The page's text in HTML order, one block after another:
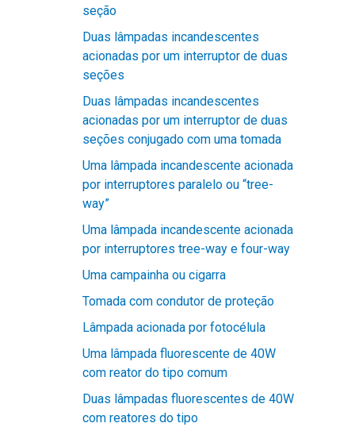
seção
Duas lâmpadas incandescentes
acionadas por um interruptor de duas
seções
Duas lâmpadas incandescentes
acionadas por um interruptor de duas
seções conjugado com uma tomada
Uma lâmpada incandescente acionada
por interruptores paralelo ou “tree-
way”
Uma lâmpada incandescente acionada
por interruptores tree-way e four-way
Uma campainha ou cigarra
Tomada com condutor de proteção
Lâmpada acionada por fotocélula
Uma lâmpada fluorescente de 40W
com reator do tipo comum
Duas lâmpadas fluorescentes de 40W
com reatores do tipo